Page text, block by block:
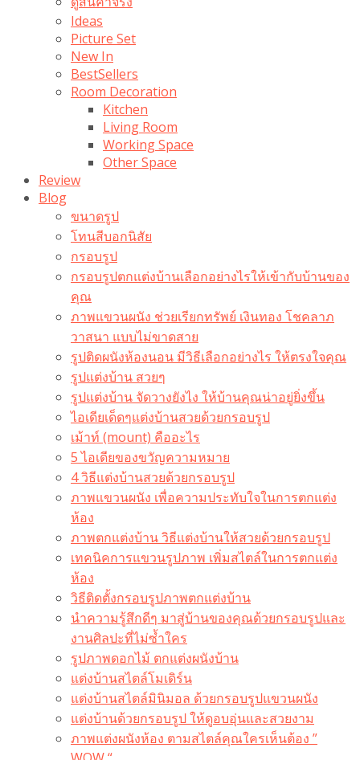
Ideas
Picture Set
New In
BestSellers
Room Decoration
Kitchen
Living Room
Working Space
Other Space
Review
Blog
ขนาดรูป
โทนสีบอกนิสัย
กรอบรูป
กรอบรูปตกแต่งบ้านเลือกอย่างไรให้เข้ากับบ้านของ
คุณ
ภาพแขวนผนัง ช่วยเรียกทรัพย์ เงินทอง โชคลาภ
วาสนา แบบไม่ขาดสาย
รูปติดผนังห้องนอน มีวิธีเลือกอย่างไร ให้ตรงใจคุณ
รูปแต่งบ้าน สวยๆ
รูปแต่งบ้าน จัดวางยังไง ให้บ้านคุณน่าอยู่ยิ่งขึ้น
ไอเดียเด็ดๆแต่งบ้านสวยด้วยกรอบรูป
เม้าท์ (mount) คืออะไร​
5 ไอเดียของขวัญความหมาย
4 วิธีแต่งบ้านสวยด้วยกรอบรูป
ภาพแขวนผนัง เพื่อความประทับใจในการตกแต่ง
ห้อง
ภาพตกแต่งบ้าน วิธีแต่งบ้านให้สวยด้วยกรอบรูป
เทคนิคการแขวนรูปภาพ เพิ่มสไตล์ในการตกแต่ง
ห้อง
วิธีติดตั้งกรอบรูปภาพตกแต่งบ้าน
นำความรู้สึกดีๆ มาสู่บ้านของคุณด้วยกรอบรูปและ
งานศิลปะที่ไม่ซ้ำใคร
รูปภาพดอกไม้ ตกแต่งผนังบ้าน
แต่งบ้านสไตล์โมเดิร์น
แต่งบ้านสไตล์มินิมอล ด้วยกรอบรูปแขวนผนัง
แต่งบ้านด้วยกรอบรูป ให้ดูอบอุ่นและสวยงาม
ภาพแต่งผนังห้อง ตามสไตล์คุณใครเห็นต้อง ”